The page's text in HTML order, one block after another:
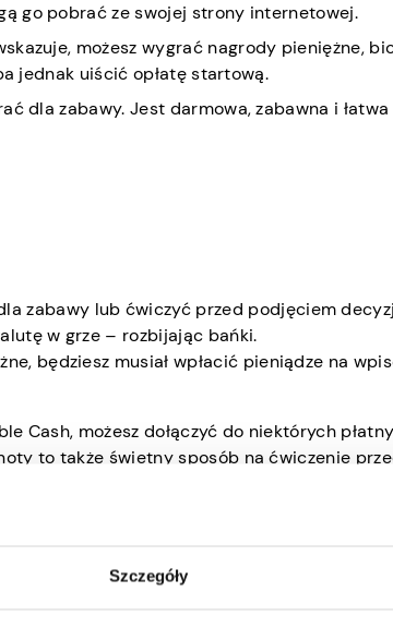
Szczegóły
go pobrać ze swojej strony internetowej.
możesz wygrać nagrody pieniężne,
jednak uiścić opłatę startową.
dla zabawy. Jest darmowa, zabawna i
zabawy lub ćwiczyć przed podjęciem
w grze – rozbijając bańki.
będziesz musiał wpłacić pieniądze na
Cash, możesz dołączyć do niektórych
to także świetny sposób na ćwiczenie
Bubble Cash. Ogólnie rzecz biorąc, Twój